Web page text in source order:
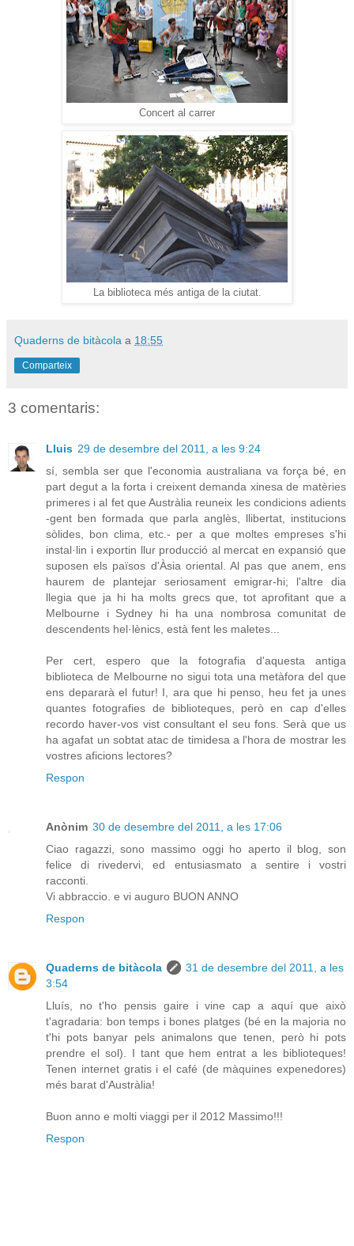
Concert al carrer
La biblioteca més antiga de la ciutat.
Quaderns de bitàcola a 18:55
Comparteix
3 comentaris:
Lluis 29 de desembre del 2011, a les 9:24
sí, sembla ser que l'economia australiana va força bé, en
part degut a la forta i creixent demanda xinesa de matèries
primeres i al fet que Austràlia reuneix les condicions adients
-gent ben formada que parla anglès, llibertat, institucions
sòlides, bon clima, etc.- per a que moltes empreses s'hi
instal·lin i exportin llur producció al mercat en expansió que
suposen els països d'Àsia oriental. Al pas que anem, ens
haurem de plantejar seriosament emigrar-hi; l'altre dia
llegia que ja hi ha molts grecs que, tot aprofitant que a
Melbourne i Sydney hi ha una nombrosa comunitat de
descendents hel·lènics, està fent les maletes...
Per cert, espero que la fotografia d'aquesta antiga
biblioteca de Melbourne no sigui tota una metàfora del que
ens depararà el futur! I, ara que hi penso, heu fet ja unes
quantes fotografies de biblioteques, però en cap d'elles
recordo haver-vos vist consultant el seu fons. Serà que us
ha agafat un sobtat atac de timidesa a l'hora de mostrar les
vostres aficions lectores?
Respon
Anònim 30 de desembre del 2011, a les 17:06
Ciao ragazzi, sono massimo oggi ho aperto il blog, son
felice di rivedervi, ed entusiasmato a sentire i vostri
racconti.
Vi abbraccio. e vi auguro BUON ANNO
Respon
Quaderns de bitàcola
31 de desembre del 2011, a les
3:54
Lluís, no t'ho pensis gaire i vine cap a aquí que això
t'agradaria: bon temps i bones platges (bé en la majoria no
t'hi pots banyar pels animalons que tenen, però hi pots
prendre el sol). I tant que hem entrat a les biblioteques!
Tenen internet gratis i el café (de màquines expenedores)
més barat d'Austràlia!
Buon anno e molti viaggi per il 2012 Massimo!!!
Respon